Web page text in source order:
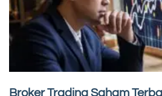
Broker Trading Saham